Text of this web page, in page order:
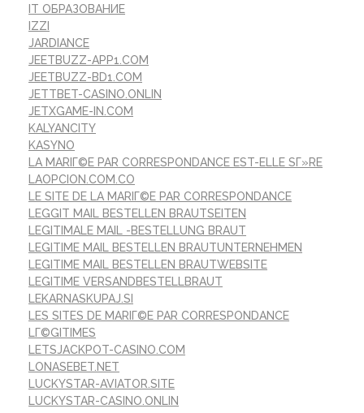
IT ОБРАЗОВАНИЕ
IZZI
JARDIANCE
JEETBUZZ-APP1.COM
JEETBUZZ-BD1.COM
JETTBET-CASINO.ONLIN
JETXGAME-IN.COM
KALYANCITY
KASYNO
LA MARIГ©E PAR CORRESPONDANCE EST-ELLE SГ»RE
LAOPCION.COM.CO
LE SITE DE LA MARIГ©E PAR CORRESPONDANCE
LEGGIT MAIL BESTELLEN BRAUTSEITEN
LEGITIMALE MAIL -BESTELLUNG BRAUT
LEGITIME MAIL BESTELLEN BRAUTUNTERNEHMEN
LEGITIME MAIL BESTELLEN BRAUTWEBSITE
LEGITIME VERSANDBESTELLBRAUT
LEKARNASKUPAJ.SI
LES SITES DE MARIГ©E PAR CORRESPONDANCE
LГ©GITIMES
LETSJACKPOT-CASINO.COM
LONASEBET.NET
LUCKYSTAR-AVIATOR.SITE
LUCKYSTAR-CASINO.ONLIN